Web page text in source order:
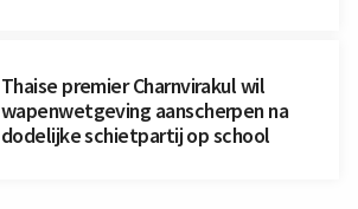
Thaise premier Charnvirakul wil
wapenwetgeving aanscherpen na
dodelijke schietpartij op school